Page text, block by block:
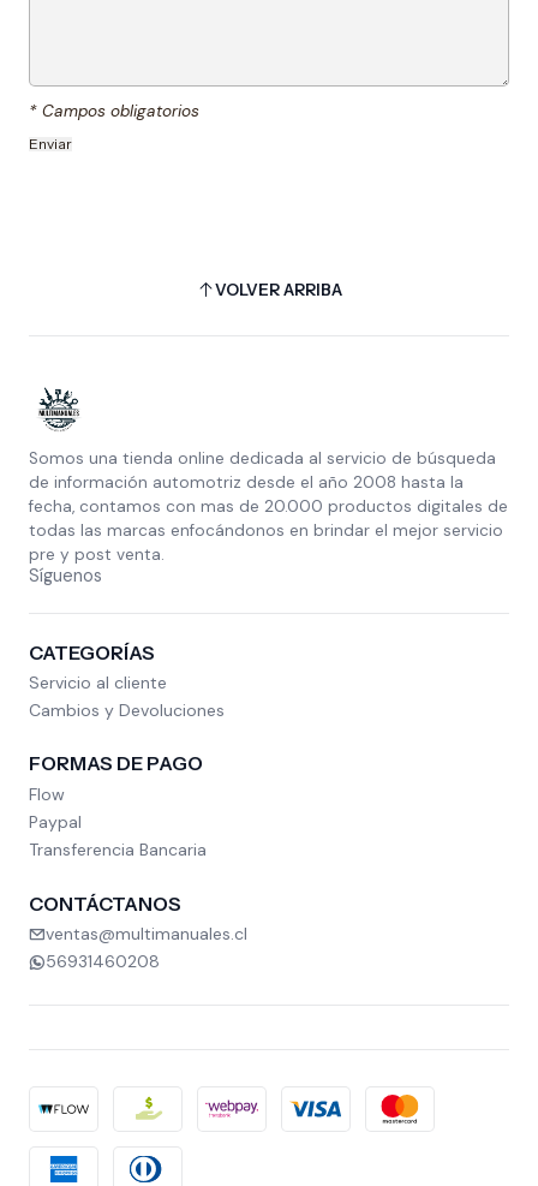
* Campos obligatorios
VOLVER ARRIBA
Somos una tienda online dedicada al servicio de búsqueda
de información automotriz desde el año 2008 hasta la
fecha, contamos con mas de 20.000 productos digitales de
todas las marcas enfocándonos en brindar el mejor servicio
pre y post venta.
Síguenos
CATEGORÍAS
Servicio al cliente
Cambios y Devoluciones
FORMAS DE PAGO
Flow
Paypal
Transferencia Bancaria
CONTÁCTANOS
ventas@multimanuales.cl
56931460208